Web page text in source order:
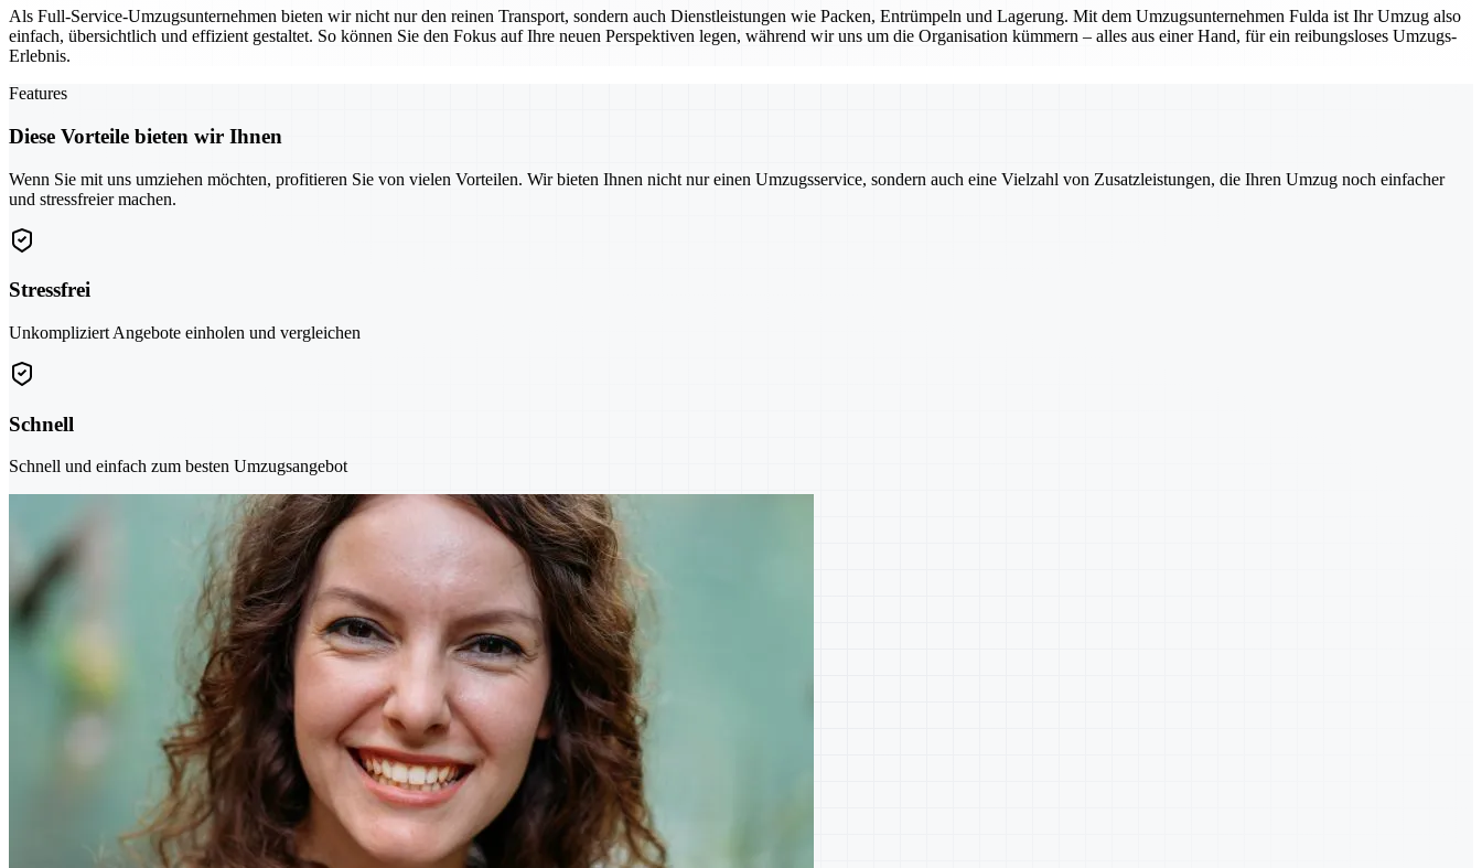
Als Full-Service-Umzugsunternehmen bieten wir nicht nur den reinen Transport, sondern auch Dienstleistungen wie Packen, Entrümpeln und Lagerung. Mit dem Umzugsunternehmen Fulda ist Ihr Umzug also
einfach, übersichtlich und effizient gestaltet. So können Sie den Fokus auf Ihre neuen Perspektiven legen, während wir uns um die Organisation kümmern – alles aus einer Hand, für ein reibungsloses Umzugs-
Erlebnis.
Features
Diese Vorteile bieten wir Ihnen
Wenn Sie mit uns umziehen möchten, profitieren Sie von vielen Vorteilen. Wir bieten Ihnen nicht nur einen Umzugsservice, sondern auch eine Vielzahl von Zusatzleistungen, die Ihren Umzug noch einfacher
und stressfreier machen.
Stressfrei
Unkompliziert Angebote einholen und vergleichen
Schnell
Schnell und einfach zum besten Umzugsangebot